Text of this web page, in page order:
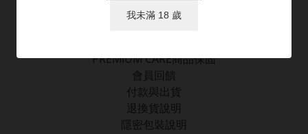
PREMIUM CARE商品保固
會員回饋
付款與出貨
退換貨說明
隱密包裝說明
我未滿 18 歲